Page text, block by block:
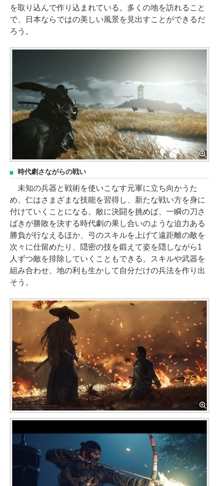
を取り込んで作り込まれている。多くの地を訪れること
で、日本ならではの美しい風景を見出すことができるだ
ろう。
時代劇さながらの戦い
未知の兵器と戦術を使いこなす元軍に立ち向かうた
め、仁はさまざまな技能を習得し、新たな戦い方を身に
付けていくことになる。敵に決闘を挑めば、一瞬の刀さ
ばきが勝敗を決する時代劇の果し合いのような迫力ある
勝負が行なえるほか、弓のスキルを上げて遠距離の敵を
次々に仕留めたり、隠密の技を鍛えて姿を隠しながら1
人ずつ敵を排除していくこともできる。スキルや武器を
組み合わせ、地の利も生かして自分だけの兵法を作り出
そう。